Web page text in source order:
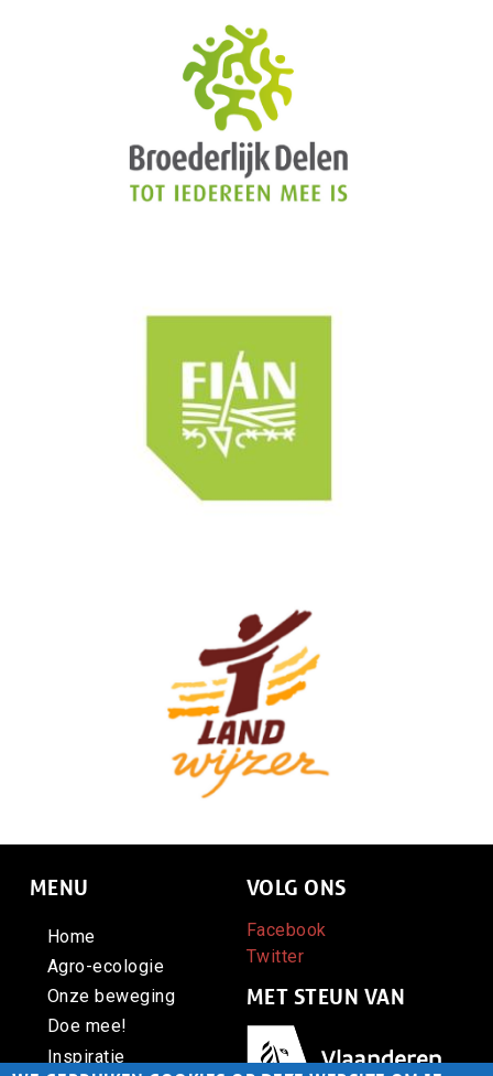
MENU
Home
Agro-ecologie
Onze beweging
Doe mee!
Inspiratie
VOLG ONS
Facebook
Twitter
MET STEUN VAN
Afbeelding